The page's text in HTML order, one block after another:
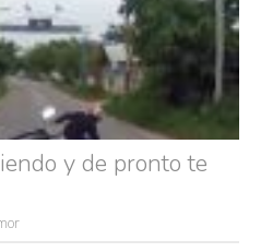
y de pronto te